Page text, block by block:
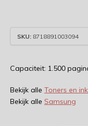
SKU: 8718891003094
Capaciteit: 1.500
Bekijk alle Toners en
Bekijk alle Samsung